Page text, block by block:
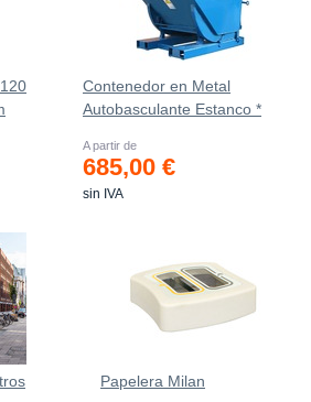
Contenedor en Metal
Autobasculante Estanco *
A partir de
685,00 €
sin IVA
Papelera Milan